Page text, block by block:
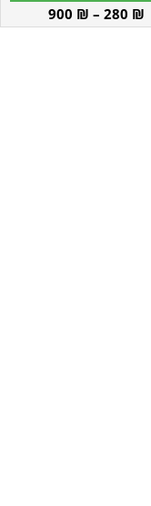
280 ₪
–
900 ₪